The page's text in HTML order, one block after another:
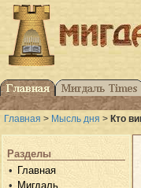
Главная > Мысль дня > Кто
Разделы
Главная
Мигдаль